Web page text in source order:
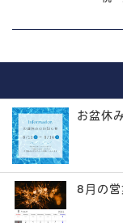
お盆休
8月の営